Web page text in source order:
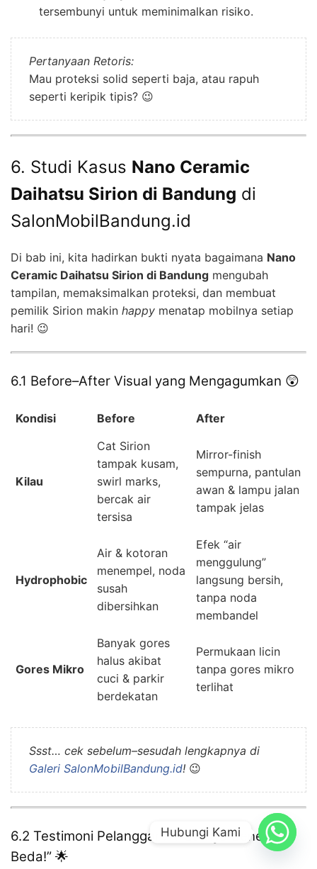
tersembunyi untuk meminimalkan risiko.
Pertanyaan Retoris:
Mau proteksi solid seperti baja, atau rapuh
seperti keripik tipis? 😉
6. Studi Kasus Nano Ceramic
Daihatsu Sirion di Bandung di
SalonMobilBandung.id
Di bab ini, kita hadirkan bukti nyata bagaimana Nano
Ceramic Daihatsu Sirion di Bandung mengubah
tampilan, memaksimalkan proteksi, dan membuat
pemilik Sirion makin happy menatap mobilnya setiap
hari! 😉
6.1 Before–After Visual yang Mengagumkan 😲
Kondisi Before After
Kilau
Cat Sirion
tampak kusam,
swirl marks,
bercak air
tersisa
Mirror-finish
sempurna, pantulan
awan & lampu jalan
tampak jelas
Hydrophobic
Air & kotoran
menempel, noda
susah
dibersihkan
Efek “air
menggulung”
langsung bersih,
tanpa noda
membandel
Gores Mikro
Banyak gores
halus akibat
cuci & parkir
berdekatan
Permukaan licin
tanpa gores mikro
terlihat
Ssst… cek sebelum–sesudah lengkapnya di
Galeri SalonMobilBandung.id! 😉
6.2 Testimoni Pelanggan: “Hasilnya Beneran
Beda!” 🌟
Hubungi Kami